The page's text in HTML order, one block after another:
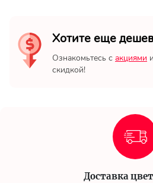
Хотите еще
Ознакомьтесь с акциями
скидкой!
Доставка